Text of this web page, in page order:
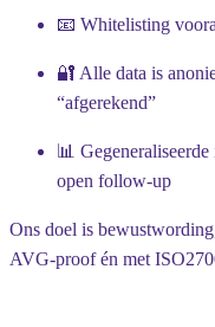
📧 Whitelisting
🔐 Alle data is
“afgerekend”
📊
open follow-up
Ons doel is
AVG-proof én met